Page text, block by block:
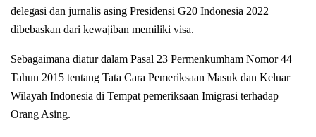
delegasi dan jurnalis asing Presidensi G20 Indonesia 2022
dibebaskan dari kewajiban memiliki visa.
Sebagaimana diatur dalam Pasal 23 Permenkumham Nomor 44
Tahun 2015 tentang Tata Cara Pemeriksaan Masuk dan Keluar
Wilayah Indonesia di Tempat pemeriksaan Imigrasi terhadap
Orang Asing.